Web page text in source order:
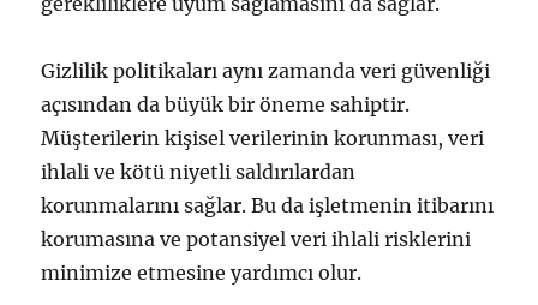
Gizlilik politikaları aynı zamanda veri güvenliği
açısından da büyük bir öneme sahiptir.
Müşterilerin kişisel verilerinin korunması, veri
ihlali ve kötü niyetli saldırılardan
korunmalarını sağlar. Bu da işletmenin itibarını
korumasına ve potansiyel veri ihlali risklerini
minimize etmesine yardımcı olur.